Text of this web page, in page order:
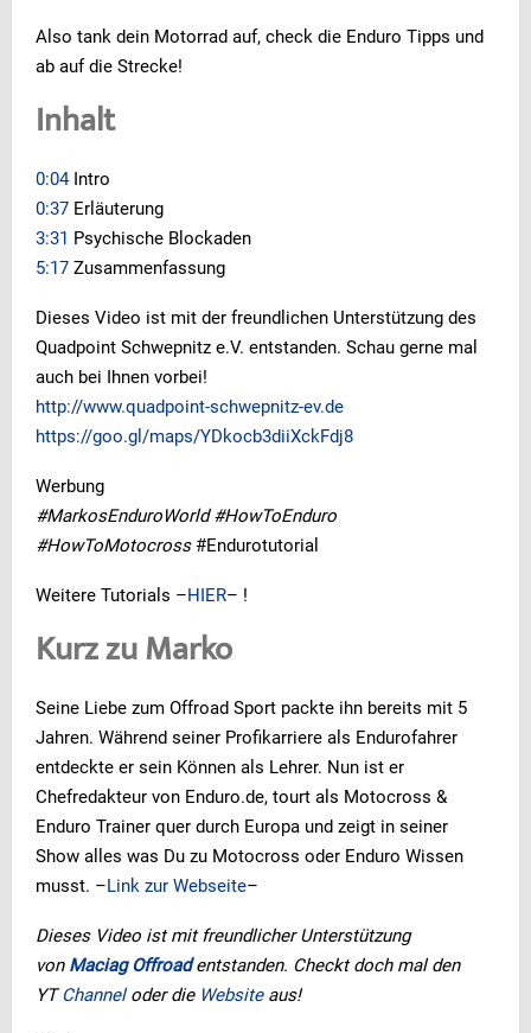
Also tank dein Motorrad auf, check die Enduro Tipps und
ab auf die Strecke!
Inhalt
0:04 Intro
0:37 Erläuterung
3:31 Psychische Blockaden
5:17 Zusammenfassung
Dieses Video ist mit der freundlichen Unterstützung des
Quadpoint Schwepnitz e.V. entstanden. Schau gerne mal
auch bei Ihnen vorbei!
http://www.quadpoint-schwepnitz-ev.de
https://goo.gl/maps/YDkocb3diiXckFdj8
Werbung
#MarkosEnduroWorld #HowToEnduro
#HowToMotocross#Endurotutorial
Weitere Tutorials –HIER– !
Kurz zu Marko
Seine Liebe zum Offroad Sport packte ihn bereits mit 5
Jahren. Während seiner Profikarriere als Endurofahrer
entdeckte er sein Können als Lehrer. Nun ist er
Chefredakteur von Enduro.de, tourt als Motocross &
Enduro Trainer quer durch Europa und zeigt in seiner
Show alles was Du zu Motocross oder Enduro Wissen
musst. –Link zur Webseite–
Dieses Video ist mit freundlicher Unterstützung
von Maciag Offroadentstanden. Checkt doch mal den
YTChanneloder die Websiteaus!